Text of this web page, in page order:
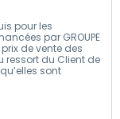
pour les
par GROUPE
de vente des
ressort du Client de
sont